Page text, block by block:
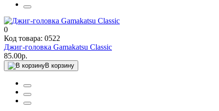
0
Код товара: 0522
Джиг-головка Gamakatsu Classic
85.00р.
В корзину